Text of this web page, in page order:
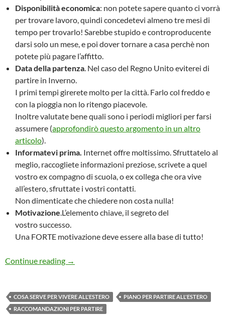
Disponibilità economica: non potete sapere quanto ci vorrà
per trovare lavoro, quindi concedetevi almeno tre mesi di
tempo per trovarlo! Sarebbe stupido e controproducente
darsi solo un mese, e poi dover tornare a casa perchè non
potete più pagare l’affitto.
Data della partenza. Nel caso del Regno Unito eviterei di
partire in Inverno.
I primi tempi girerete molto per la città. Farlo col freddo e
con la pioggia non lo ritengo piacevole.
Inoltre valutate bene quali sono i periodi migliori per farsi
assumere (approfondirò questo argomento in un altro
articolo).
Informatevi prima. Internet offre moltissimo. Sfruttatelo al
meglio, raccogliete informazioni preziose, scrivete a quel
vostro ex compagno di scuola, o ex collega che ora vive
all’estero, sfruttate i vostri contatti.
Non dimenticate che chiedere non costa nulla!
Motivazione.L’elemento chiave, il segreto del
vostro successo.
Una FORTE motivazione deve essere alla base di tutto!
Continue reading Per chi pensa di partire
→
COSA SERVE PER VIVERE ALL'ESTERO
PIANO PER PARTIRE ALL'ESTERO
RACCOMANDAZIONI PER PARTIRE